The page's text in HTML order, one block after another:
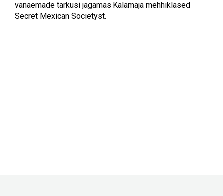
vanaemade tarkusi jagamas Kalamaja mehhiklased
Secret Mexican Societyst.